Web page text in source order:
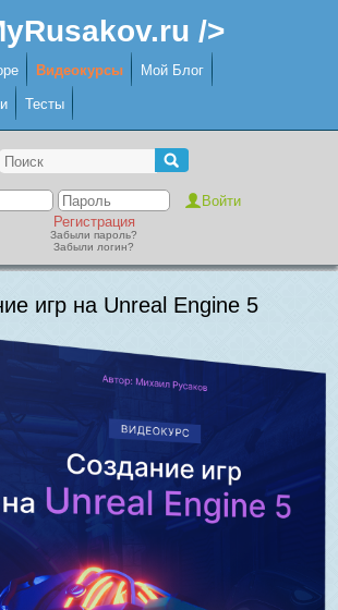
/>
Видеокурсы Мой Блог
Тесты
Регистрация
Забыли пароль?
Забыли логин?
игр на Unreal Engine 5